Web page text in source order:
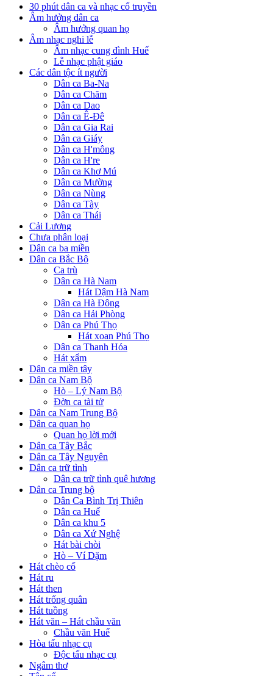
30 phút dân ca và nhạc cổ truyền
Âm hưởng dân ca
Âm hưởng quan họ
Âm nhạc nghi lễ
Âm nhạc cung đình Huế
Lễ nhạc phật giáo
Các dân tộc ít người
Dân ca Ba-Na
Dân ca Chăm
Dân ca Dao
Dân ca Ê-Đê
Dân ca Gia Rai
Dân ca Giáy
Dân ca H'mông
Dân ca H're
Dân ca Khơ Mú
Dân ca Mường
Dân ca Nùng
Dân ca Tày
Dân ca Thái
Cải Lương
Chưa phân loại
Dân ca ba miền
Dân ca Bắc Bộ
Ca trù
Dân ca Hà Nam
Hát Dậm Hà Nam
Dân ca Hà Đông
Dân ca Hải Phòng
Dân ca Phú Thọ
Hát xoan Phú Thọ
Dân ca Thanh Hóa
Hát xẩm
Dân ca miền tây
Dân ca Nam Bộ
Hò – Lý Nam Bộ
Đờn ca tài tử
Dân ca Nam Trung Bộ
Dân ca quan họ
Quan họ lời mới
Dân ca Tây Bắc
Dân ca Tây Nguyên
Dân ca trữ tình
Dân ca trữ tình quê hương
Dân ca Trung bộ
Dân Ca Bình Trị Thiên
Dân ca Huế
Dân ca khu 5
Dân ca Xứ Nghệ
Hát bài chòi
Hò – Ví Dặm
Hát chèo cổ
Hát ru
Hát then
Hát trống quân
Hát tuồng
Hát văn – Hát chầu văn
Chầu văn Huế
Hòa tấu nhạc cụ
Độc tấu nhạc cụ
Ngâm thơ